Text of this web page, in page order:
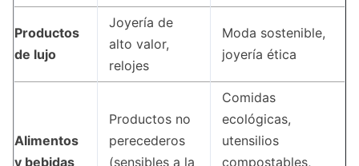
Productos
de lujo
Joyería de
alto valor,
relojes
Moda sostenible,
joyería ética
Alimentos
y bebidas
Productos no
perecederos
(sensibles a la
Comidas
ecológicas,
utensilios
compostables,